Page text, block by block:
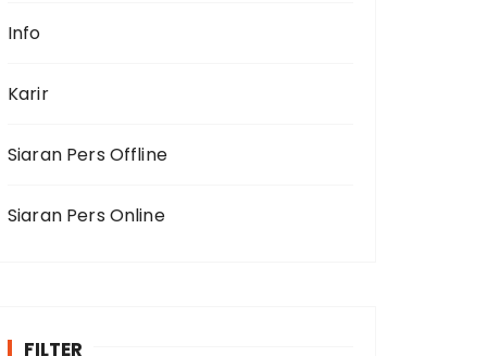
Info
Karir
Siaran Pers Offline
Siaran Pers Online
FILTER